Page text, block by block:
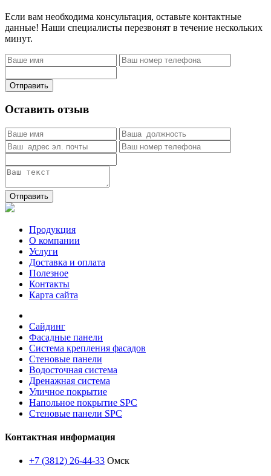
Если вам необходима консультация, оставьте контактные
данные! Наши специалисты перезвонят в течение нескольких
минут.
Отправить
Оставить отзыв
Отправить
Продукция
О компании
Услуги
Доставка и оплата
Полезное
Контакты
Карта сайта
Сайдинг
Фасадные панели
Система крепления фасадов
Стеновые панели
Водосточная система
Дренажная система
Уличное покрытие
Напольное покрытие SPC
Стеновые панели SPC
Контактная информация
+7 (3812) 26-44-33 Омск